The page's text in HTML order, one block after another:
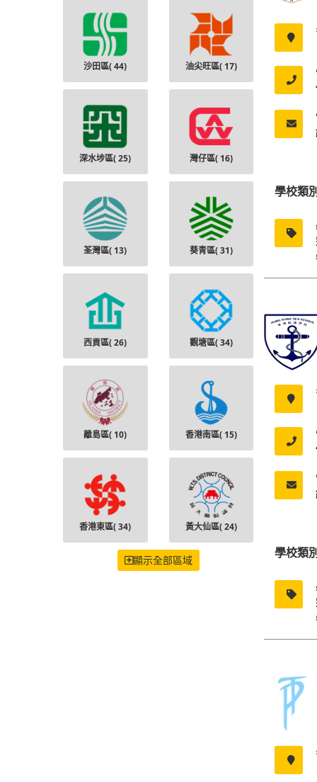
學校類
學校類
沙田區(44) 油尖旺區( 17)
深水埗區(25) 灣仔區( 16)
荃灣區( 13) 葵青區(31)
西貢區(26) 觀塘區(34)
離島區( 10) 香港南區( 15)
香港東區(34) 黃大仙區(24)
顯示全部區域